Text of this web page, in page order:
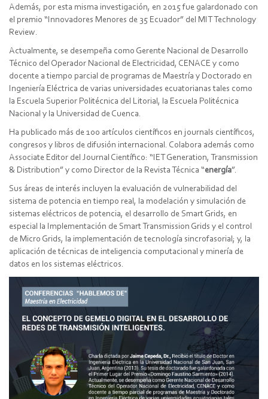
Además, por esta misma investigación, en 2015 fue galardonado con
el premio “Innovadores Menores de 35 Ecuador” del MIT Technology
Review.
Actualmente, se desempeña como Gerente Nacional de Desarrollo
Técnico del Operador Nacional de Electricidad, CENACE y como
docente a tiempo parcial de programas de Maestría y Doctorado en
Ingeniería Eléctrica de varias universidades ecuatorianas tales como
la Escuela Superior Politécnica del Litorial, la Escuela Politécnica
Nacional y la Universidad de Cuenca.
Ha publicado más de 100 artículos científicos en journals científicos,
congresos y libros de difusión internacional. Colabora además como
Associate Editor del Journal Científico: “IET Generation, Transmission
& Distribution” y como Director de la Revista Técnica “energía”.
Sus áreas de interés incluyen la evaluación de vulnerabilidad del
sistema de potencia en tiempo real, la modelación y simulación de
sistemas eléctricos de potencia, el desarrollo de Smart Grids, en
especial la Implementación de Smart Transmission Grids y el control
de Micro Grids, la implementación de tecnología sincrofasorial; y, la
aplicación de técnicas de inteligencia computacional y minería de
datos en los sistemas eléctricos.